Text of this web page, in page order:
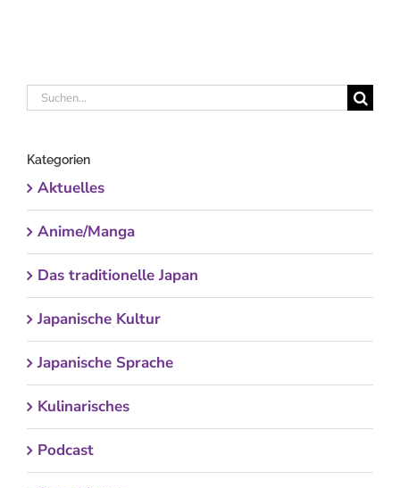
Suche
Kategorien
Aktuelles
Anime/Manga
Das traditionelle Japan
Japanische Kultur
Japanische Sprache
Kulinarisches
Podcast